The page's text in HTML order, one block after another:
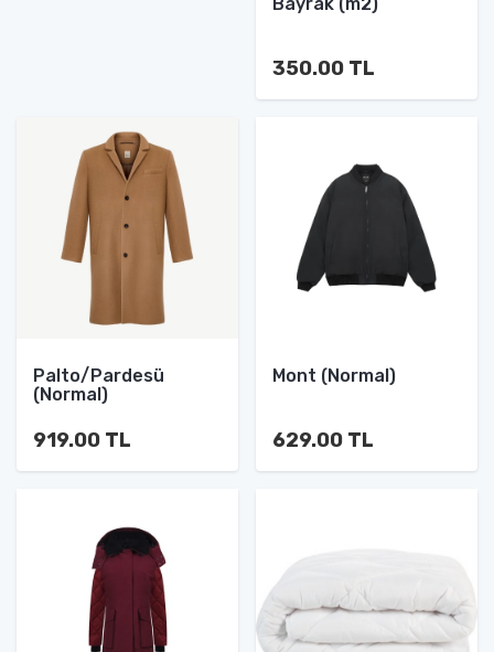
350.00 TL
Palto/Pardesü
(Normal)
919.00 TL
Mont (Normal)
629.00 TL